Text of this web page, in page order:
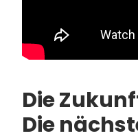
Die
Die